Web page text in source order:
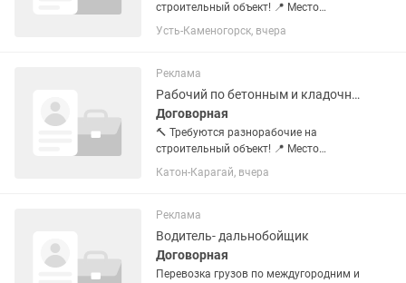
строительный объект! 📍 Место
работы: Катон-Карагай Мы
приглашаем ответственных и
работы на строительном объекте. Мы
предлагаем: • 💰...
Усть-Каменогорск, вчера
Реклама
Рабочий по бетонным и кладочным работам
Договорная
🔨 Требуются разнорабочие на
строительный объект! 📍 Место
работы: Катон-Карагай Мы
приглашаем ответственных и
работы на строительном объекте. Мы
предлагаем: • 💰 Заработная...
Катон-Карагай, вчера
Реклама
Водитель- дальнобойщик
Договорная
Перевозка грузов по междугородним и